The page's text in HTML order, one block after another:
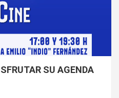
SU AGENDA